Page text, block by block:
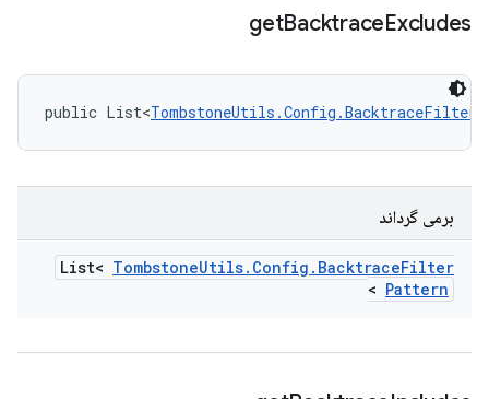
getBacktraceExcludes
public List<
برمی گرداند
List< TombstoneUtils. Config . BacktraceFilter
Pattern
>